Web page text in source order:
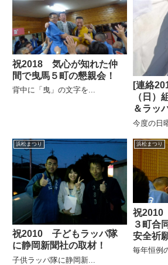
祝2018 気心が知れた仲
間で曳馬５町の懇親会！
背中に「曳」の文字を...
[連絡
（日
＆ラッ
今度の日
浜松まつり
祝2010 子どもラッパ隊
に静岡新聞社の取材！
子供ラッパ隊に静岡新...
浜松まつり
祝2010
３町合
安全祈
毎年恒例